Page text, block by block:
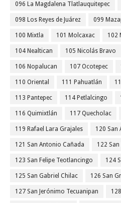
096 La Magdalena Tlatlauquitepec
098 Los Reyes de Juárez 099
100 Mixtla 101 Molcaxac 102
104 Nealtican 105 Nicolás Bravo
106 Nopalucan 107 Ocotepec
110 Oriental 111 Pahuatlán
113 Pantepec 114 Petlalcingo
116 Quimixtlán 117 Quecholac
119 Rafael Lara Grajales 120 San
121 San Antonio Cañada 122
123 San Felipe Teotlancingo 124
125 San Gabriel Chilac 126 San
127 San Jerónimo Tecuanipan